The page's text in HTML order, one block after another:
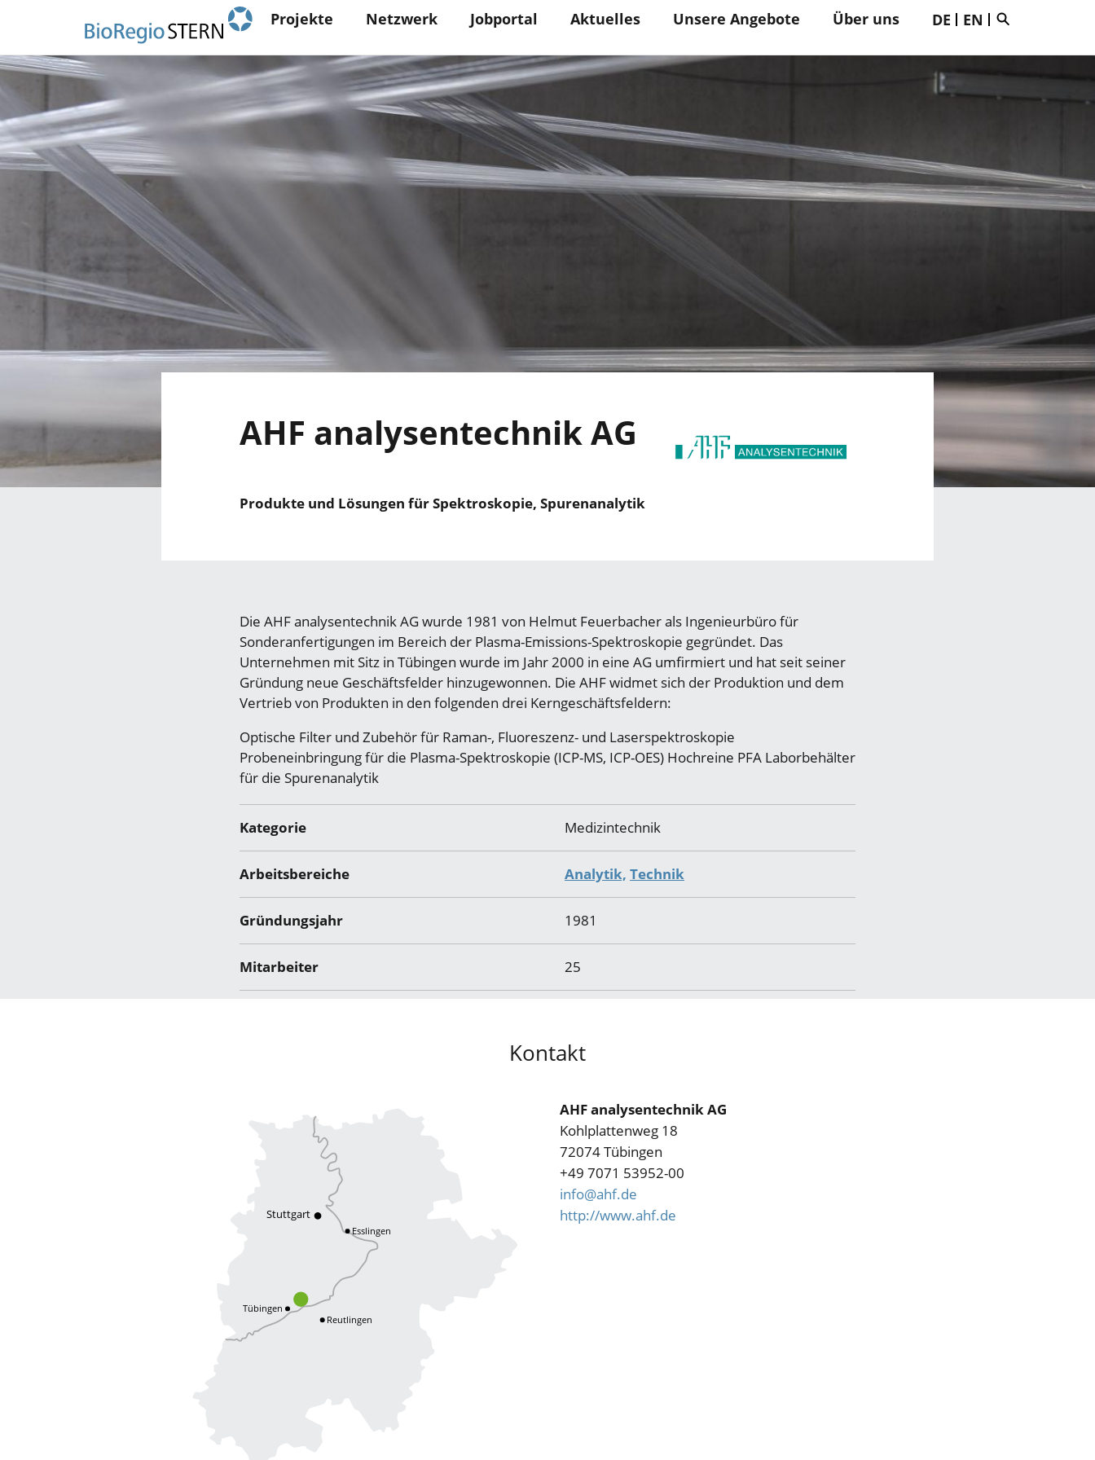
Inhalt
Main
Projekte Netzwerk Jobportal Aktuelles Unsere Angebote Über uns DE EN
AHF analysentechnik AG
Produkte und Lösungen für Spektroskopie, Spurenanalytik
Die AHF analysentechnik AG wurde 1981 von Helmut Feuerbacher als Ingenieurbüro für
Sonderanfertigungen im Bereich der Plasma-Emissions-Spektroskopie gegründet. Das
Unternehmen mit Sitz in Tübingen wurde im Jahr 2000 in eine AG umfirmiert und hat seit seiner
Gründung neue Geschäftsfelder hinzugewonnen. Die AHF widmet sich der Produktion und dem
Vertrieb von Produkten in den folgenden drei Kerngeschäftsfeldern:
Optische Filter und Zubehör für Raman-, Fluoreszenz- und Laserspektroskopie
Probeneinbringung für die Plasma-Spektroskopie (ICP-MS, ICP-OES) Hochreine PFA Laborbehälter
für die Spurenanalytik
Kategorie Medizintechnik
Arbeitsbereiche Analytik, Technik
Gründungsjahr 1981
Mitarbeiter 25
Kontakt
AHF analysentechnik AG
Kohlplattenweg 18
72074 Tübingen
+49 7071 53952-00
info@ahf.de
http://www.ahf.de